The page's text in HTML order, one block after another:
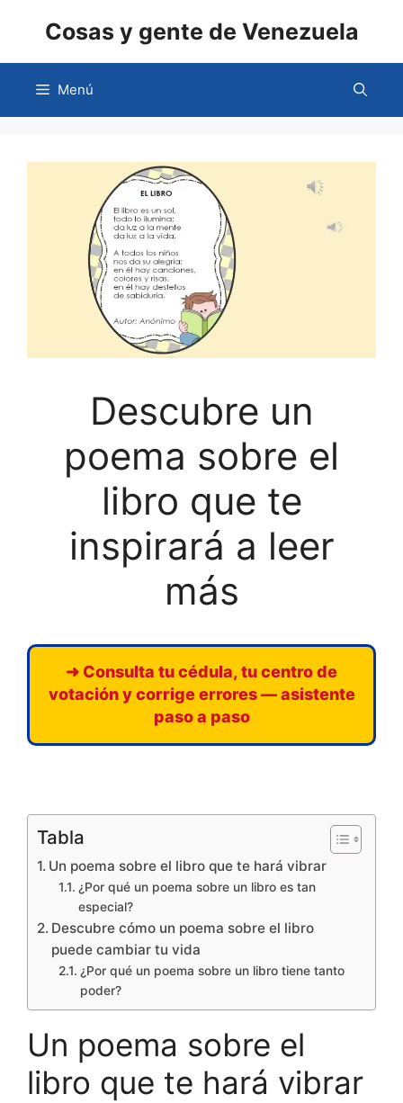
Cosas y gente de Venezuela
Menú
Descubre un
poema sobre el
libro que te
inspirará a leer
más
➜ Consulta tu cédula, tu centro de
votación y corrige errores — asistente
paso a paso
Tabla
Un poema sobre el libro que te hará vibrar
¿Por qué un poema sobre un libro es tan
especial?
Descubre cómo un poema sobre el libro
puede cambiar tu vida
¿Por qué un poema sobre un libro tiene tanto
poder?
Un poema sobre el
libro que te hará vibrar